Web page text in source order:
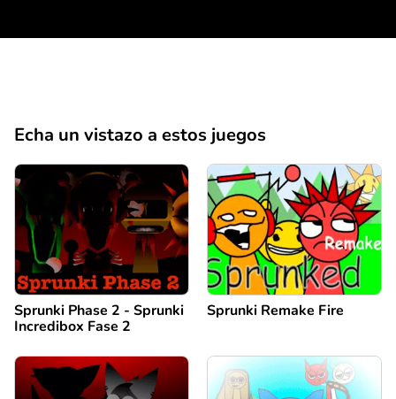
Echa un vistazo a estos juegos
Sprunki Phase 2 - Sprunki
Incredibox Fase 2
Sprunki Remake Fire